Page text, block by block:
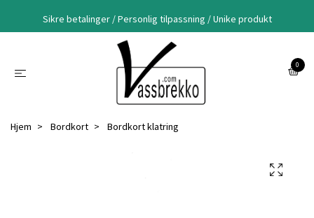
Sikre betalinger / Personlig tilpassning / Unike produkt
0
Hjem Bordkort Bordkort klatring